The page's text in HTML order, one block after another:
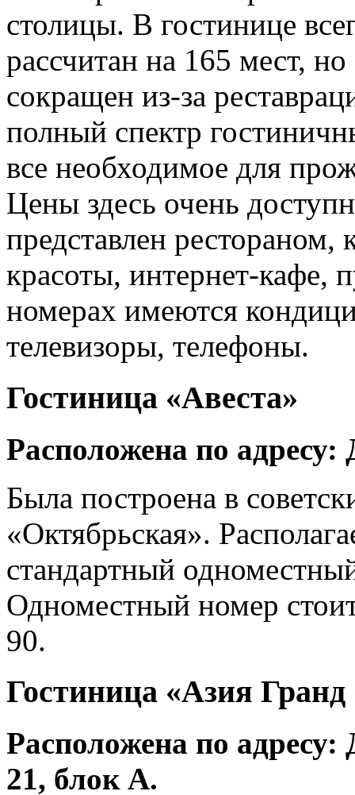
столицы. В гостинице
рассчитан на 165 мест,
сокращен из-за
полный спектр
все необходимое для
Цены здесь очень
представлен
красоты, интернет-кафе,
номерах имеются
телевизоры, телефоны.
Гостиница «Авеста»
Расположена по
Была построена в
«Октябрьская».
стандартный
Одноместный номер
90.
Гостиница «Азия
Расположена по
21, блок А.